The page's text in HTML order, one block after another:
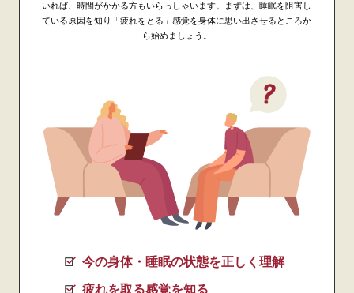
いれば、時間がかかる方もいらっしゃいます。まずは、睡眠を阻害し
ている原因を知り「疲れをとる」感覚を身体に思い出させるところか
ら始めましょう。
今の身体・睡眠の状態を正しく理解
疲れを取る感覚を知る